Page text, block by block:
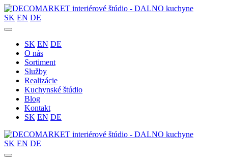
SK EN DE
SK EN DE
O nás
Sortiment
Služby
Realizácie
Kuchynské štúdio
Blog
Kontakt
SK EN DE
SK EN DE